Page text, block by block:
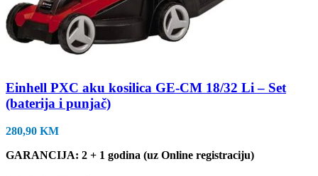
Einhell PXC aku kosilica GE-CM 18/32 Li – Set
(baterija i punjač)
280,90 KM
GARANCIJA: 2 + 1 godina (uz Online registraciju)